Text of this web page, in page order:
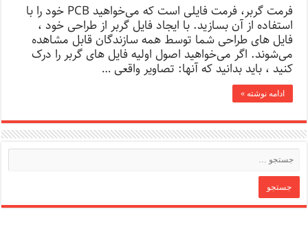
فرمت گربر، فرمت فایلی است که می‌خواهید PCB خود را با
استفاده از آن بسازید. با ایجاد فایل گربر از طراحی خود ،
فایل های طراحی شما توسط همه سازندگان قابل مشاهده
می‌شوند. اگر می‌خواهید اصول اولیه فایل های گربر را درک
کنید ، باید بدانید که آنها: تصاویر واقعی …
ادامه نوشته »